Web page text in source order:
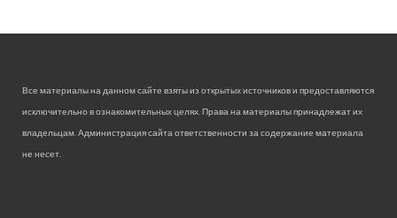
Все материалы на данном сайте взяты из открытых источников и предоставляются
исключительно в ознакомительных целях. Права на материалы принадлежат их
владельцам. Администрация сайта ответственности за содержание материала
не несет.